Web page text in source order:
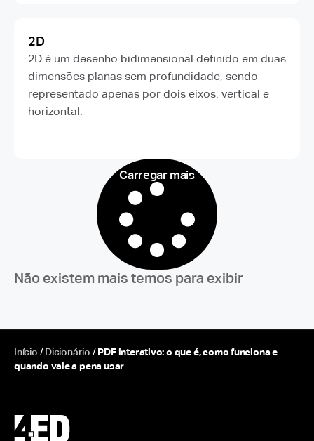
2D
2D é um desenho bidimensional definido em duas
dimensões planas sem profundidade, sendo
representado apenas por dois eixos: vertical e
horizontal.
Carregar mais
Não existem mais temos para exibir
Início /Dicionário /PDF interativo: o que é, como funciona e
quando vale a pena usar